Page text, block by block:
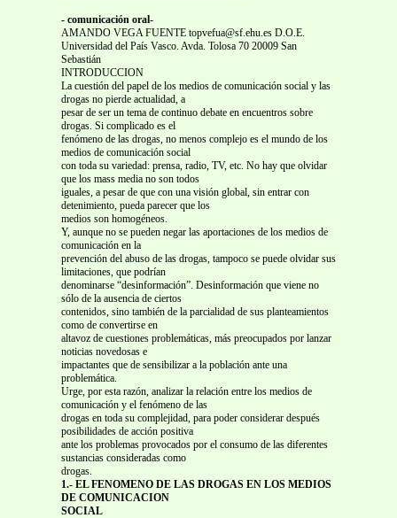
- comunicación oral-
AMANDO VEGA FUENTE topvefua@sf.ehu.es D.O.E.
Universidad del País Vasco. Avda. Tolosa 70 20009 San
Sebastián
INTRODUCCION
La cuestión del papel de los medios de comunicación social y las
drogas no pierde actualidad, a
pesar de ser un tema de continuo debate en encuentros sobre
drogas. Si complicado es el
fenómeno de las drogas, no menos complejo es el mundo de los
medios de comunicación social
con toda su variedad: prensa, radio, TV, etc. No hay que olvidar
que los mass media no son todos
iguales, a pesar de que con una visión global, sin entrar con
detenimiento, pueda parecer que los
medios son homogéneos.
Y, aunque no se pueden negar las aportaciones de los medios de
comunicación en la
prevención del abuso de las drogas, tampoco se puede olvidar sus
limitaciones, que podrían
denominarse “desinformación”. Desinformación que viene no
sólo de la ausencia de ciertos
contenidos, sino también de la parcialidad de sus planteamientos
como de convertirse en
altavoz de cuestiones problemáticas, más preocupados por lanzar
noticias novedosas e
impactantes que de sensibilizar a la población ante una
problemática.
Urge, por esta razón, analizar la relación entre los medios de
comunicación y el fenómeno de las
drogas en toda su complejidad, para poder considerar después
posibilidades de acción positiva
ante los problemas provocados por el consumo de las diferentes
sustancias consideradas como
drogas.
1.- EL FENOMENO DE LAS DROGAS EN LOS MEDIOS
DE COMUNICACION
SOCIAL